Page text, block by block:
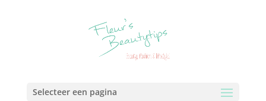
Selecteer een pagina